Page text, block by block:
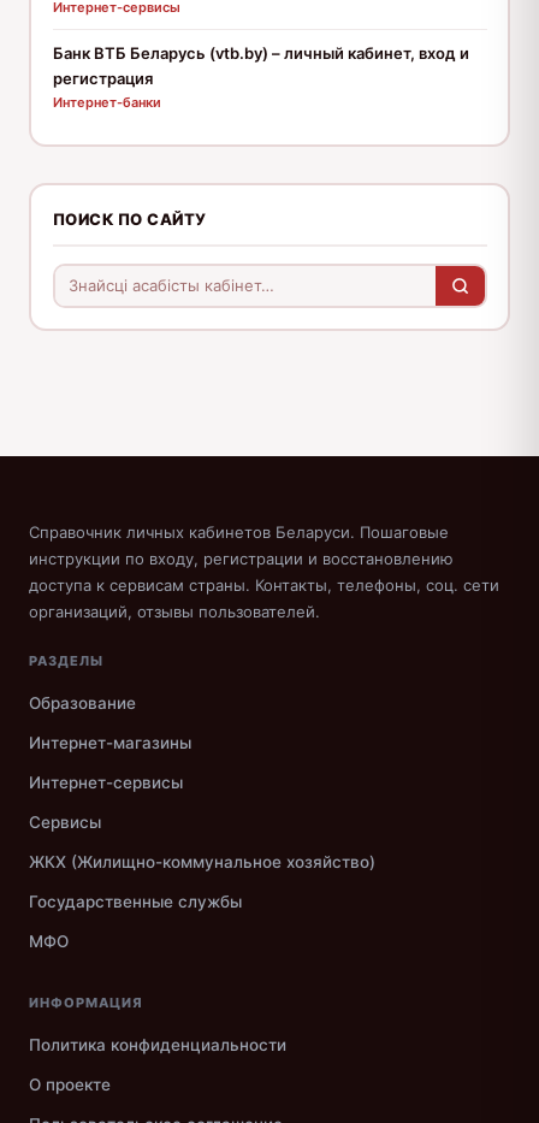
Интернет-сервисы
Банк ВТБ Беларусь (vtb.by) – личный кабинет, вход и
регистрация
Интернет-банки
ПОИСК ПО САЙТУ
Справочник личных кабинетов Беларуси. Пошаговые
инструкции по входу, регистрации и восстановлению
доступа к сервисам страны. Контакты, телефоны, соц. сети
организаций, отзывы пользователей.
РАЗДЕЛЫ
Образование
Интернет-магазины
Интернет-сервисы
Сервисы
ЖКХ (Жилищно-коммунальное хозяйство)
Государственные службы
МФО
ИНФОРМАЦИЯ
Политика конфиденциальности
О проекте